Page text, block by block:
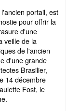
portail, est
pour offrir la
d'une
veille de la
de l'ancien
d'une grande
Brasilier,
14 décembre
Fost, le